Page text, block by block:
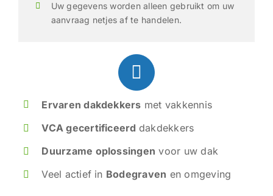
Uw gegevens worden alleen gebruikt om uw
aanvraag netjes af te handelen.
Ervaren dakdekkers met vakkennis
VCA gecertificeerd dakdekkers
Duurzame oplossingen voor uw dak
Veel actief in Bodegraven en omgeving